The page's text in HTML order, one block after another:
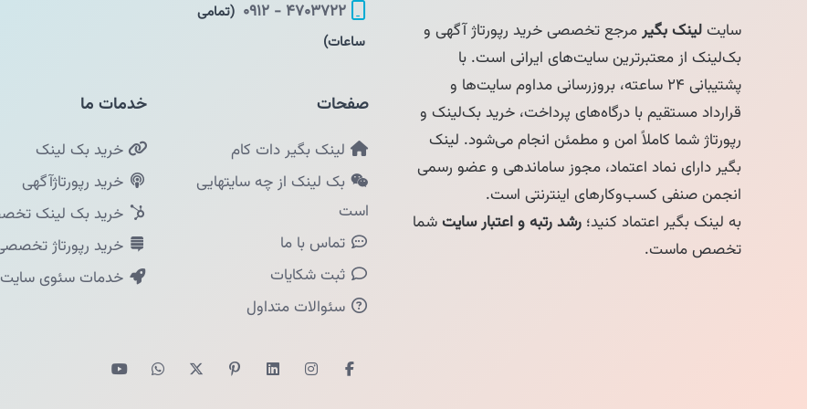
سایتلینک بگیرمرجع تخصصی خرید رپورتاژ آگهی و
بک‌لینک از معتبرترین سایت‌های ایرانی است. با
پشتیبانی ۲۴ ساعته، بروزرسانی مداوم سایت‌ها و
قرارداد مستقیم با درگاه‌های پرداخت، خرید بک‌لینک و
رپورتاژ شما کاملاً امن و مطمئن انجام می‌شود. لینک
بگیر دارای نماد اعتماد، مجوز ساماندهی و عضو رسمی
انجمن صنفی کسب‌وکارهای اینترنتی است.
به لینک بگیر اعتماد کنید؛رشد رتبه و اعتبار سایتشما
تخصص ماست.
۴۷۰۳۷۲۲ - ۰۹۱۲
(تمامی
ساعات)
صفحات
لینک بگیر دات کام
بک لینک از چه سایتهایی
است
تماس با ما
ثبت شکایات
سئوالات متداول
خدمات ما
خرید بک لینک
خرید رپورتاژآگهی
خرید بک لینک
خرید رپورتاژ تخصصی
خدمات سئوی سایت